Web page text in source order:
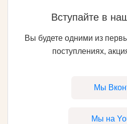
Вступайте в
Вы будете одними из
поступлениях,
Мы
Мы на